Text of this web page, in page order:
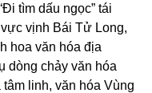
tìm dấu ngọc” tái
vịnh Bái Tử Long,
hoa văn hóa địa
dòng chảy văn hóa
linh, văn hóa Vùng